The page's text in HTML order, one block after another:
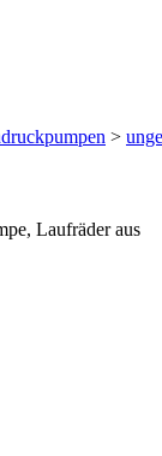
>
Laufräder aus